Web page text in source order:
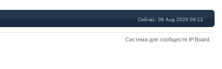
Сейчас: 06 Aug 2026 09:12
Система для сообществ IP.Board